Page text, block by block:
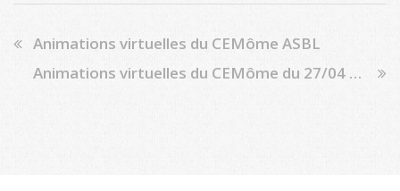
Animations virtuelles du CEMôme ASBL
Animations virtuelles du CEMôme du 27/04 au 01/05